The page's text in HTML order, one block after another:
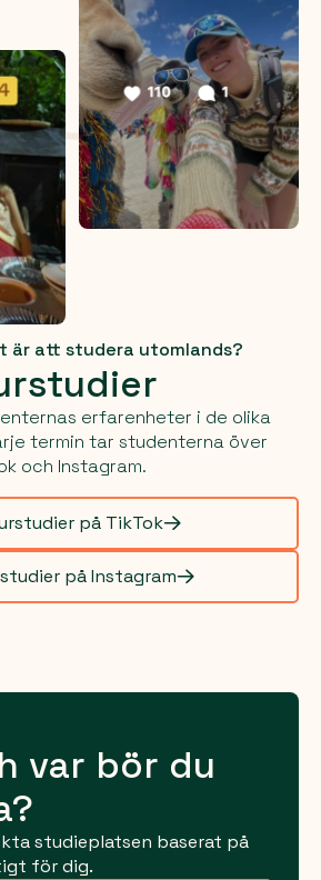
är att studera utomlands?
erfarenheter i de olika
termin tar studenterna över
och Instagram.
på TikTok
på Instagram
var bör du
studieplatsen baserat på
för dig.